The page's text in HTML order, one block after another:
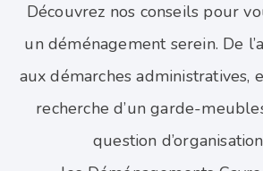
Découvrez nos conseils pour
un déménagement serein. De
aux démarches administratives,
recherche d’un garde-
question